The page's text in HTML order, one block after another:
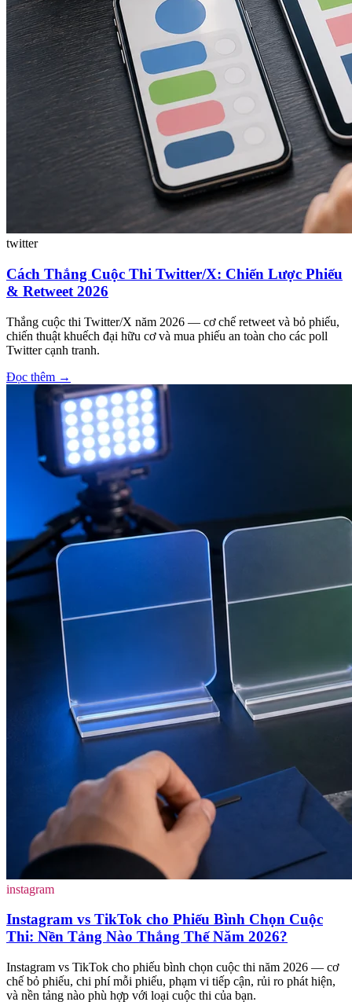
twitter
Cách Thắng Cuộc Thi Twitter/X: Chiến Lược Phiếu
& Retweet 2026
Thắng cuộc thi Twitter/X năm 2026 — cơ chế retweet và bỏ phiếu,
chiến thuật khuếch đại hữu cơ và mua phiếu an toàn cho các poll
Twitter cạnh tranh.
Đọc thêm →
instagram
Instagram vs TikTok cho Phiếu Bình Chọn Cuộc
Thi: Nền Tảng Nào Thắng Thế Năm 2026?
Instagram vs TikTok cho phiếu bình chọn cuộc thi năm 2026 — cơ
chế bỏ phiếu, chi phí mỗi phiếu, phạm vi tiếp cận, rủi ro phát hiện,
và nền tảng nào phù hợp với loại cuộc thi của bạn.